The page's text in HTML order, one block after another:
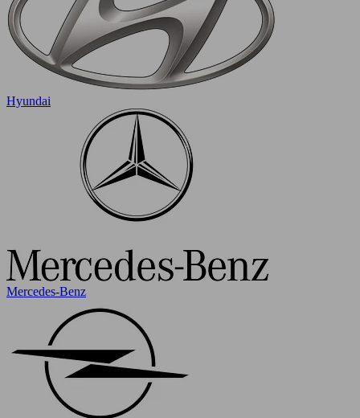
Hyundai
Mercedes-Benz